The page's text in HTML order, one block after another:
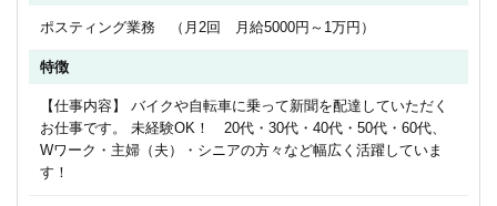
ポスティング業務 （月2回 月給5000円～1万円）
特徴
【仕事内容】 バイクや自転車に乗って新聞を配達していただく
お仕事です。 未経験OK！ 20代・30代・40代・50代・60代、
Wワーク・主婦（夫）・シニアの方々など幅広く活躍していま
す！